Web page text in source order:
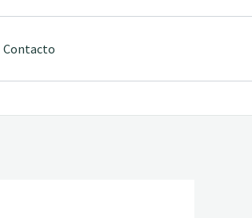
Contacto